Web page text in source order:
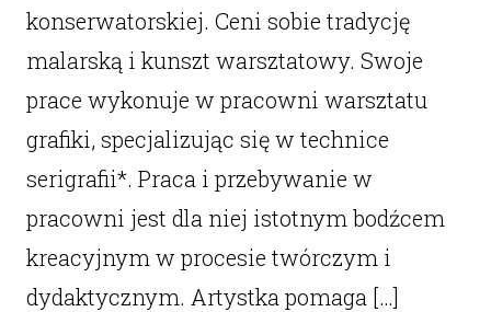
konserwatorskiej. Ceni sobie tradycję
malarską i kunszt warsztatowy. Swoje
prace wykonuje w pracowni warsztatu
grafiki, specjalizując się w technice
serigrafii*. Praca i przebywanie w
pracowni jest dla niej istotnym bodźcem
kreacyjnym w procesie twórczym i
dydaktycznym. Artystka pomaga […]